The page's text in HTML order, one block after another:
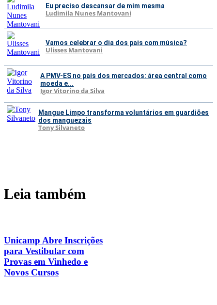
Eu preciso descansar de mim mesma
Ludimila Nunes Mantovani
Vamos celebrar o dia dos pais com música?
Ulisses Mantovani
A PMV-ES no país dos mercados: área central como
moeda e...
Igor Vitorino da Silva
Mangue Limpo transforma voluntários em guardiões
dos manguezais
Tony Silvaneto
Leia também
Unicamp Abre Inscrições
para Vestibular com
Provas em Vinhedo e
Novos Cursos